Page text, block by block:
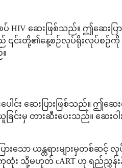
ပ် HIV ဆေးဖြစ်သည်။ ဤဆေးပ
င်းတို့၏နေ့စဉ်လုပ်ရိုးလုပ်စဉ်ကို
းပေါင်း ဆေးပြားဖြစ်သည်။
းမှ တားဆီးပေးသည်။ ဆေးဝါ
ာ ယန္တရားများမှတစ်ဆင့်
ကုထုံး သို့မဟုတ် cART ဟု ရည်ညွှန်